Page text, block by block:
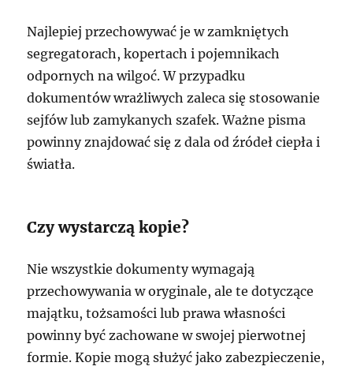
Najlepiej przechowywać je w zamkniętych
segregatorach, kopertach i pojemnikach
odpornych na wilgoć. W przypadku
dokumentów wrażliwych zaleca się stosowanie
sejfów lub zamykanych szafek. Ważne pisma
powinny znajdować się z dala od źródeł ciepła i
światła.
Czy wystarczą kopie?
Nie wszystkie dokumenty wymagają
przechowywania w oryginale, ale te dotyczące
majątku, tożsamości lub prawa własności
powinny być zachowane w swojej pierwotnej
formie. Kopie mogą służyć jako zabezpieczenie,